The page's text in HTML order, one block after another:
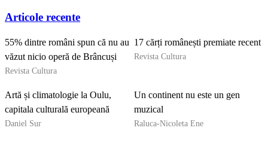
Articole recente
55% dintre români spun că nu au
văzut nicio operă de Brâncuși
Revista Cultura
17 cărți românești premiate recent
Revista Cultura
Artă și climatologie la Oulu,
capitala culturală europeană
Daniel Sur
Un continent nu este un gen
muzical
Raluca-Nicoleta Ene